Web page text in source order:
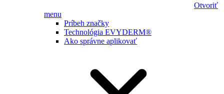
Otvoriť
menu
Príbeh značky
Technológia EVYDERM®
Ako správne aplikovať